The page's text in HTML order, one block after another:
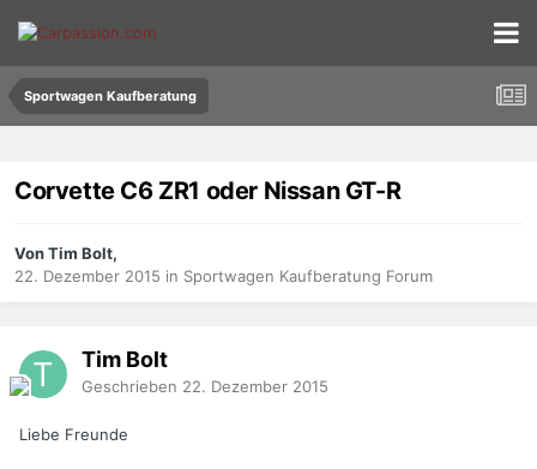
Sportwagen Kaufberatung
Corvette C6 ZR1 oder Nissan GT-R
Von Tim Bolt,
22. Dezember 2015 in Sportwagen Kaufberatung Forum
Tim Bolt
Geschrieben 22. Dezember 2015
Liebe Freunde